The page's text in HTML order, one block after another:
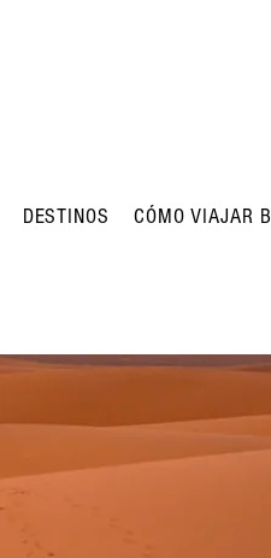
DESTINOS CÓMO VIAJAR